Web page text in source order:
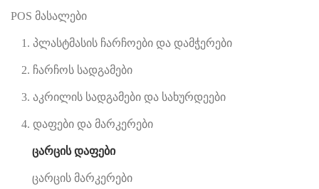
POS მასალები
1. პლასტმასის ჩარჩოები და დამჭერები
2. ჩარჩოს სადგამები
3. აკრილის სადგამები და სახურდეები
4. დაფები და მარკერები
ცარცის დაფები
ცარცის მარკერები